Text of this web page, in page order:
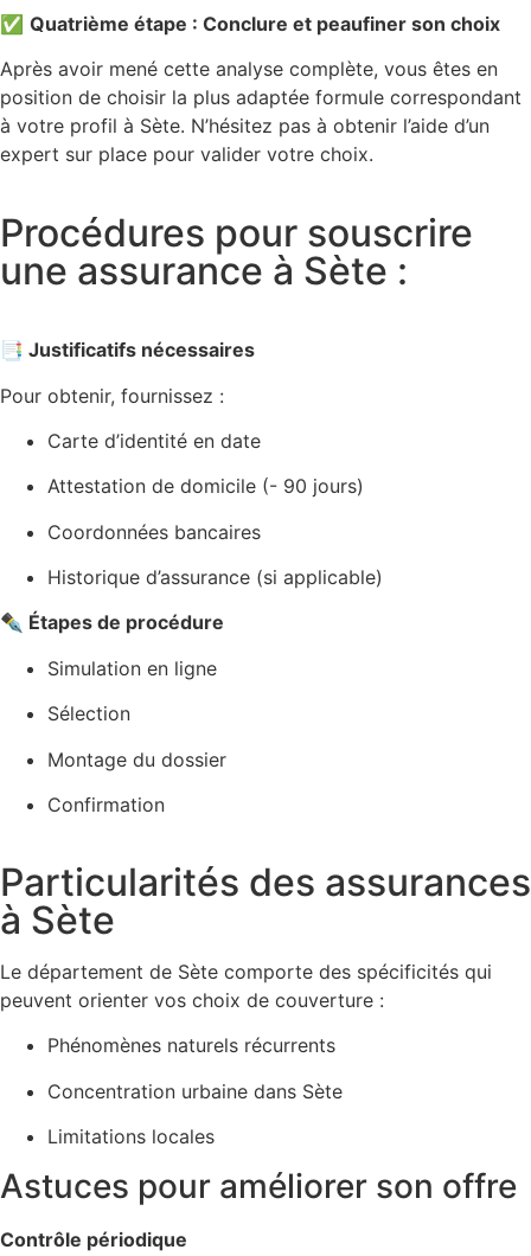
✅ Quatrième étape : Conclure et peaufiner son choix
Après avoir mené cette analyse complète, vous êtes en
position de choisir la plus adaptée formule correspondant
à votre profil à Sète. N’hésitez pas à obtenir l’aide d’un
expert sur place pour valider votre choix.
Procédures pour souscrire
une assurance à Sète :
📑 Justificatifs nécessaires
Pour obtenir, fournissez :
Carte d’identité en date
Attestation de domicile (- 90 jours)
Coordonnées bancaires
Historique d’assurance (si applicable)
✒️ Étapes de procédure
Simulation en ligne
Sélection
Montage du dossier
Confirmation
Particularités des assurances
à Sète
Le département de Sète comporte des spécificités qui
peuvent orienter vos choix de couverture :
Phénomènes naturels récurrents
Concentration urbaine dans Sète
Limitations locales
Astuces pour améliorer son offre
Contrôle périodique